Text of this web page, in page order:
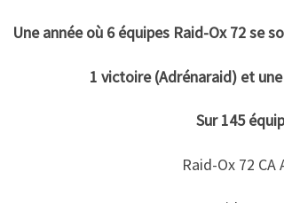
Une année où 6 équipes Raid-Ox 72 se
1 victoire (Adrénaraid) et
Sur 145
Raid-Ox 72